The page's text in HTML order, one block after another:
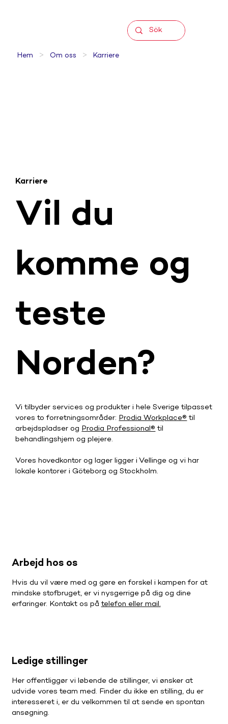
Hem > Om oss > Karriere
Karriere
Vil du
komme og
teste
Norden?
Vi tilbyder services og produkter i hele Sverige tilpasset
vores to forretningsområder: Prodia Workplace® til
arbejdspladser og Prodia Professional® til
behandlingshjem og plejere.
Vores hovedkontor og lager ligger i Vellinge og vi har
lokale kontorer i Göteborg og Stockholm.
Arbejd hos os
Hvis du vil være med og gøre en forskel i kampen for at
mindske stofbruget, er vi nysgerrige på dig og dine
erfaringer. Kontakt os på telefon eller mail.
Ledige stillinger
Her offentliggør vi løbende de stillinger, vi ønsker at
udvide vores team med. Finder du ikke en stilling, du er
interesseret i, er du velkommen til at sende en spontan
ansøgning.